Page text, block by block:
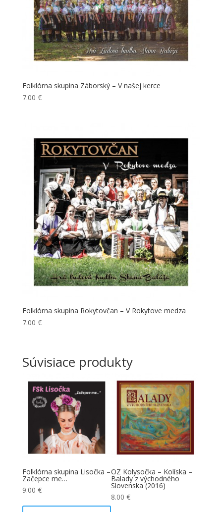
Folklórna skupina Záborský – V našej kerce
7.00 €
Folklórna skupina Rokytovčan – V Rokytove medza
7.00 €
Súvisiace produkty
Lisočka –OZ Kolysočka – Kolíska –
Balady z východného
Ženská spevácka skupina
Milpošanka a Mužská
spevácka skupina Milpošan
– A za našu chižu